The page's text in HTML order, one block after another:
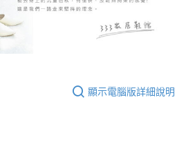
顯示電腦版詳細說明